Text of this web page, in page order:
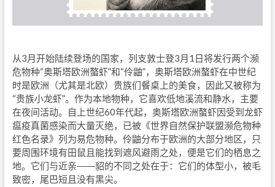
从3月开始陆续登场的国家，列支敦士登3月1日将发行两个濒
危物种“奥斯塔欧洲螯虾”和“伶鼬”，奥斯塔欧洲螯虾在中世纪
时是欧洲（尤其是北欧）贵族们餐桌上的美食，因此又被称为
“贵族小龙虾”。作为本地物种，它喜欢低地溪流和静水，主要
在夜间活动。自上世纪60年代起，奥斯塔欧洲螯虾因受到龙虾
瘟疫真菌感染而大量灭绝，已被《世界自然保护联盟濒危物种
红色名录》列为易危物种。伶鼬分布于欧洲的大部分地区，只
要周围环境有田鼠且能找到遮风避雨之处，便是它们的栖息之
地。它们与近亲――貂的不同之处在于：它们的体型小，被毛
致密，尾巴短且没有黑尖。